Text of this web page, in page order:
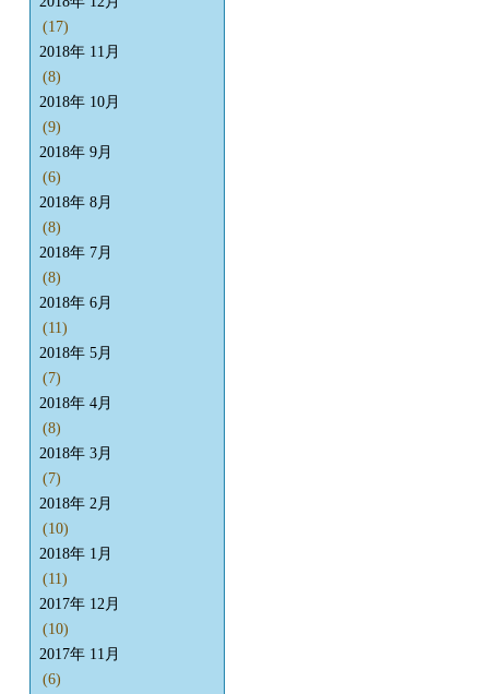
(17)
2018年 11月
(8)
2018年 10月
(9)
2018年 9月
(6)
2018年 8月
(8)
2018年 7月
(8)
2018年 6月
(11)
2018年 5月
(7)
2018年 4月
(8)
2018年 3月
(7)
2018年 2月
(10)
2018年 1月
(11)
2017年 12月
(10)
2017年 11月
(6)